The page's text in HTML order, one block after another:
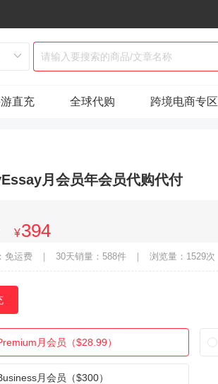
直充 全球代购 跨境电商专区
月会员年会员代购代付
¥394
免运费 30天销量：588件 浏览量：1529次
月会员（$28.99）
月会员（$300）